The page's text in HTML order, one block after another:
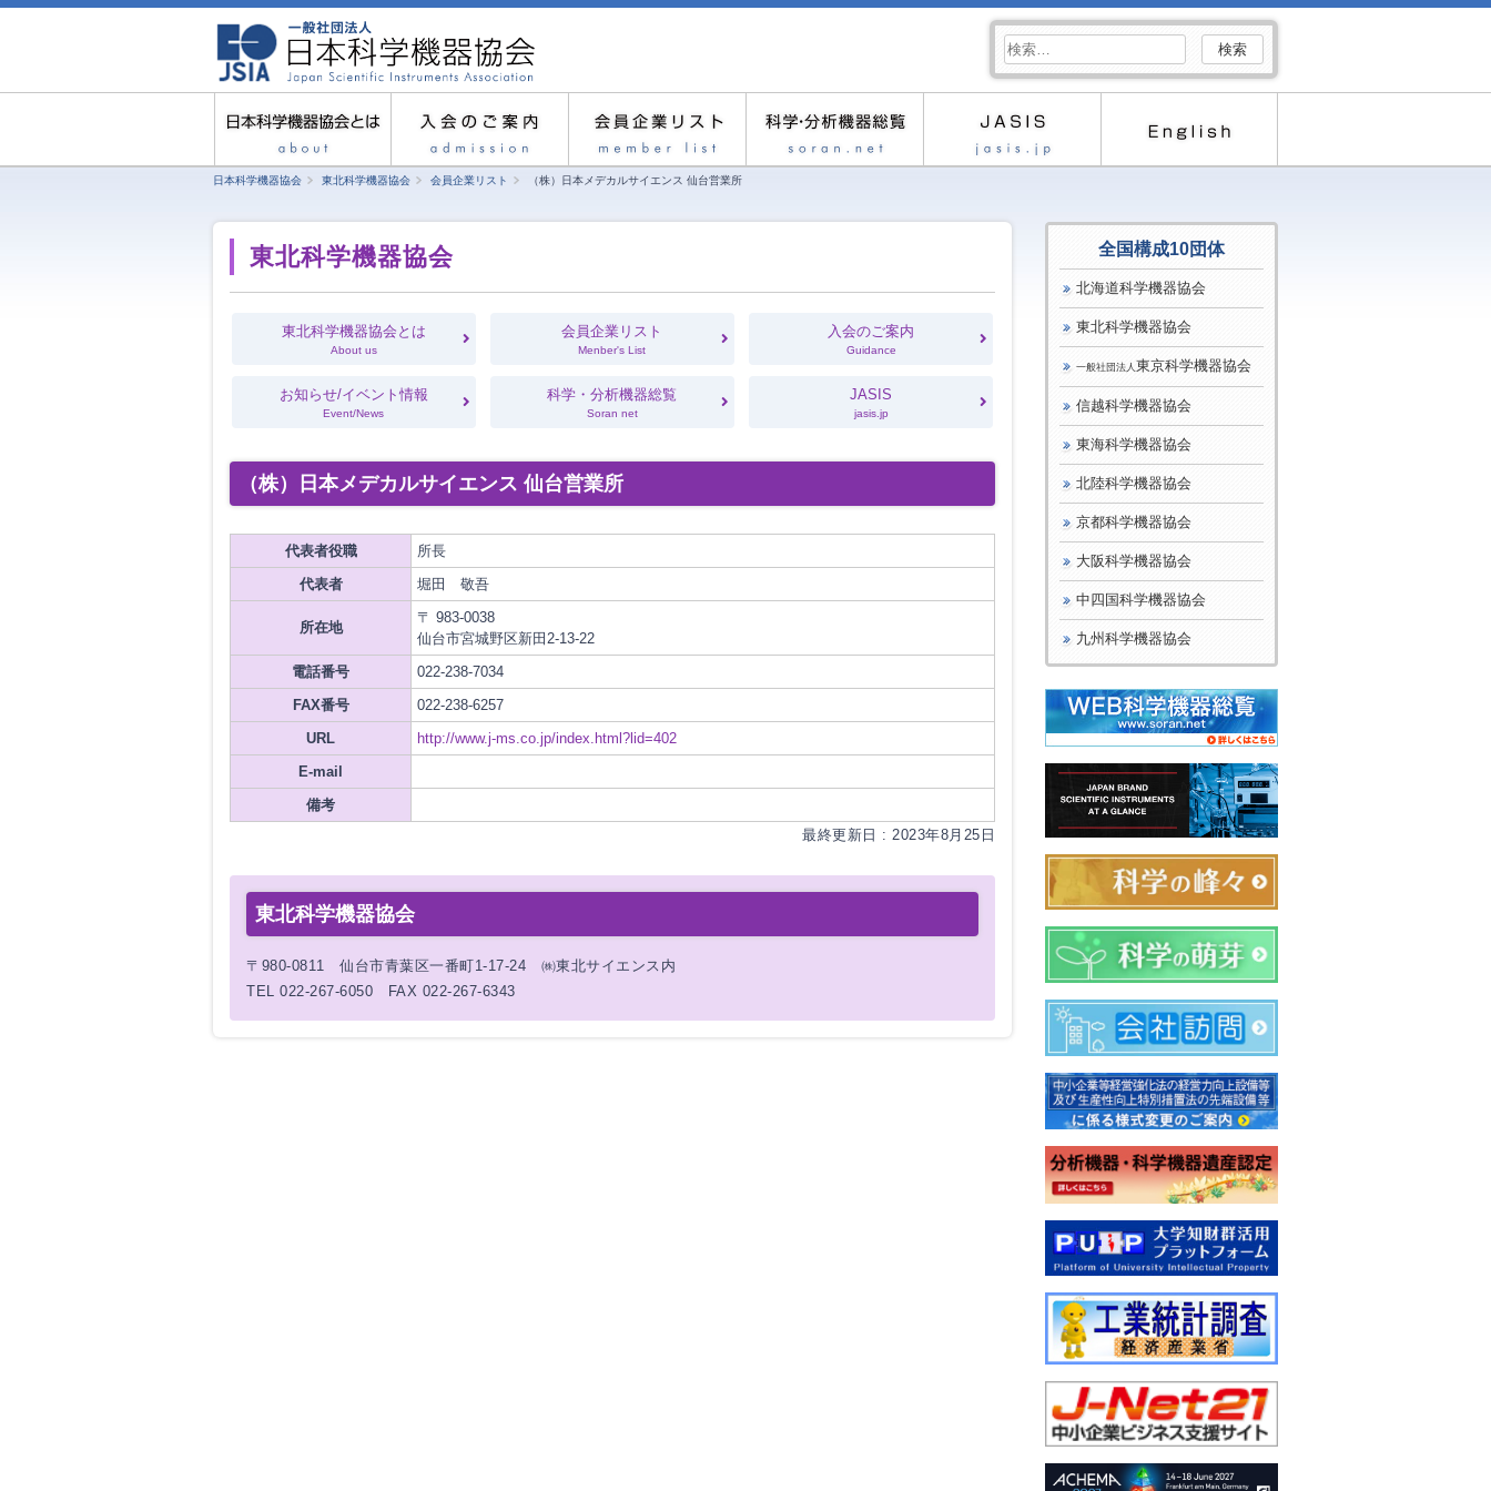
索:
日本科学機器協会 東北科学機器協会 会員企業リスト （株）日本メデカルサイエンス 仙台営業所
東北科学機器協会
東北科学機器協会とは
About us
会員企業リスト
Menber's List
入会のご案内
Guidance
お知らせ/イベント情報
Event/News
科学・分析機器総覧
Soran net
JASIS
jasis.jp
（株）日本メデカルサイエンス 仙台営業所
代表者役職
所長
代表者
堀田 敬吾
所在地
〒 983-0038
仙台市宮城野区新田2-13-22
電話番号
022-238-7034
FAX番号
022-238-6257
URL
http://www.j-ms.co.jp/index.html?lid=402
E-mail
備考
最終更新日 : 2023年8月25日
東北科学機器協会
〒980-0811 仙台市青葉区一番町1-17-24 ㈱東北サイエンス内
TEL 022-267-6050 FAX 022-267-6343
全国構成10団体
北海道科学機器協会
東北科学機器協会
一般社団法人 東京科学機器協会
信越科学機器協会
東海科学機器協会
北陸科学機器協会
京都科学機器協会
大阪科学機器協会
中四国科学機器協会
九州科学機器協会